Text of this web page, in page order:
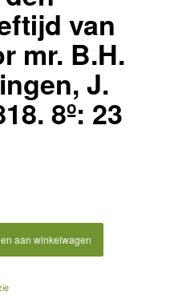
van
mr. B.H.
J.
8º: 23
aan winkelwagen